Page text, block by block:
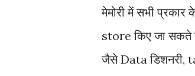
मेमोरी में सभी
store किए जा सकते
जैसे Data डिशनरी,